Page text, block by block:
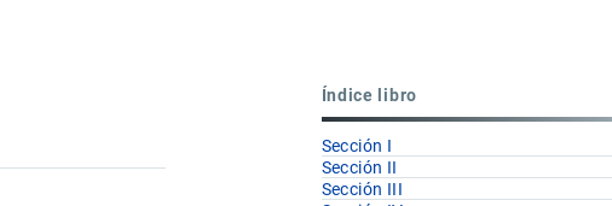
Índice libro
Sección I
Sección II
Sección III